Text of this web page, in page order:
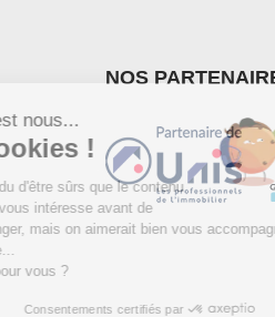
NOS
Salut c'est nous...
les Cookies !
On a attendu d'être sûrs que le
de ce site vous intéresse avant de
vous déranger, mais on aimerait bien
C'est OK pour vous ?
Consentements certifiés